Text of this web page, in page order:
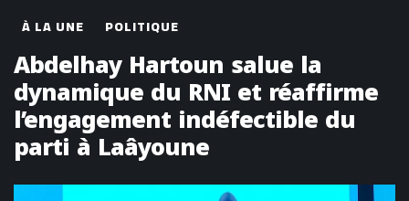
À LA UNE POLITIQUE
Abdelhay Hartoun salue la
dynamique du RNI et réaffirme
l’engagement indéfectible du
parti à Laâyoune